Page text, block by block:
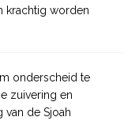
krachtig worden
onderscheid te
zuivering en
de Sjoah